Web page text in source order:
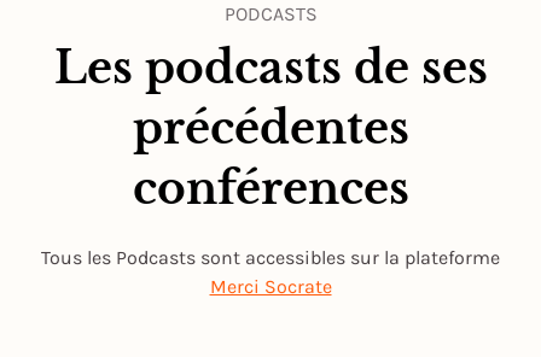
PODCASTS
Les podcasts de ses
précédentes
conférences
Tous les Podcasts sont accessibles sur la plateforme
Merci Socrate